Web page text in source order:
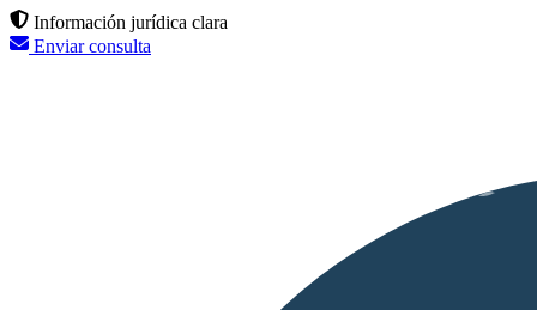
Información jurídica clara
Enviar consulta